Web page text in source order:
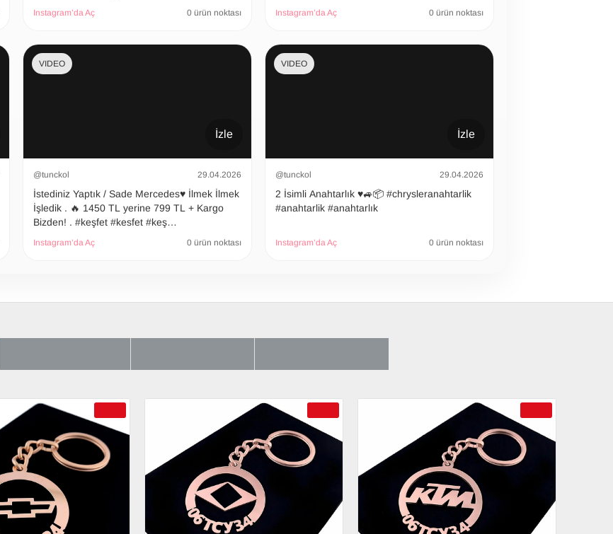
Instagram’da Aç 0 ürün noktası Instagram’da Aç 0 ürün noktası
İzle
VIDEO
@tunckol 29.04.2026
İstediniz Yaptık / Sade Mercedes♥️ İlmek İlmek
İşledik . 🔥 1450 TL yerine 799 TL + Kargo
Bizden! . #keşfet #kesfet #keş…
Instagram’da Aç 0 ürün noktası
İzle
VIDEO
@tunckol 29.04.2026
2 İsimli Anahtarlık ♥️🚙📦 #chrysleranahtarlik
#anahtarlik #anahtarlık
Instagram’da Aç 0 ürün noktası